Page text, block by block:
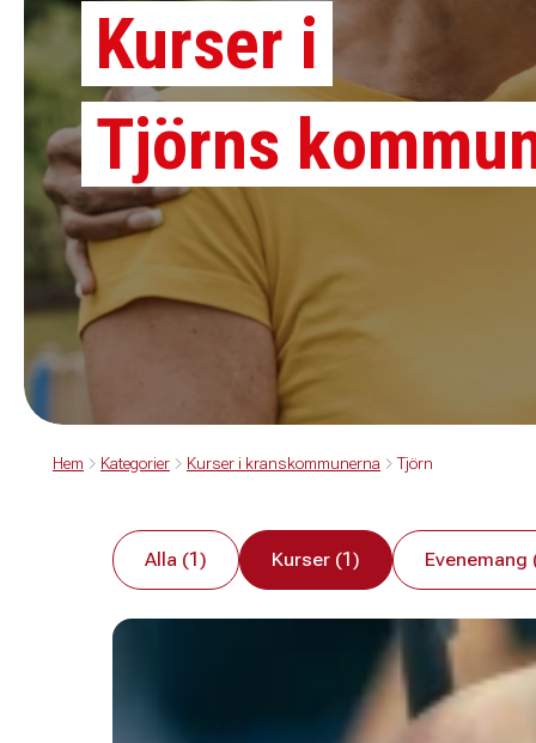
Kurser i
Tjörns
Hem Kategorier Kurser i kranskommunerna Tjörn
Alla (1) Kurser (1) Evenemang